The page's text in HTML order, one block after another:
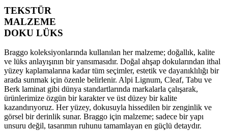
TEKSTÜR
MALZEME
DOKU LÜKS
Braggo koleksiyonlarında kullanılan her malzeme; doğallık, kalite
ve lüks anlayışının bir yansımasıdır. Doğal ahşap dokularından ithal
yüzey kaplamalarına kadar tüm seçimler, estetik ve dayanıklılığı bir
arada sunmak için özenle belirlenir. Alpi Lignum, Cleaf, Tabu ve
Berk laminat gibi dünya standartlarında markalarla çalışarak,
ürünlerimize özgün bir karakter ve üst düzey bir kalite
kazandırıyoruz. Her yüzey, dokusuyla hissedilen bir zenginlik ve
görsel bir derinlik sunar. Braggo için malzeme; sadece bir yapı
unsuru değil, tasarımın ruhunu tamamlayan en güçlü detaydır.